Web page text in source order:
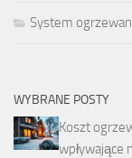
System
WYBRANE POSTY
Koszt
wpływające